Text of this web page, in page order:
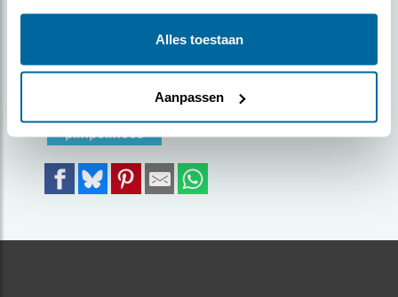
Alles toestaan
Aanpassen
heeft deze mees zijn mooiste winterjas
Foto genomen in: Apeldoorn
pimpelmees